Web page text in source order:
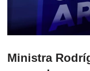
Ministra